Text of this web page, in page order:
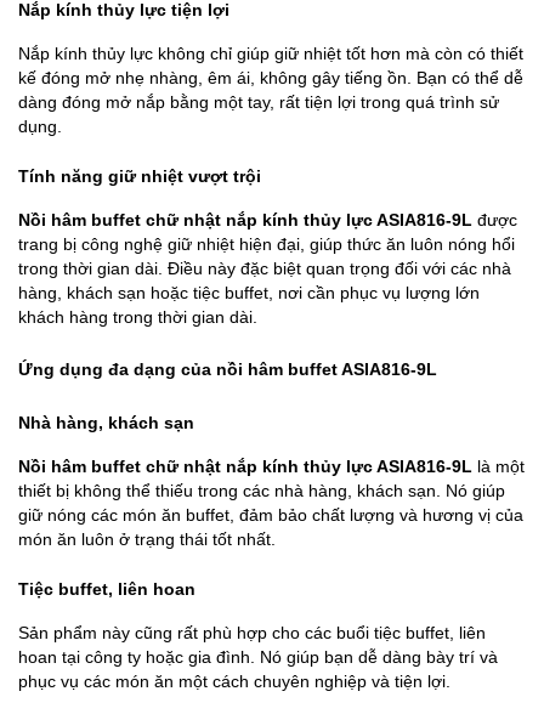
Nắp kính thủy lực tiện lợi
Nắp kính thủy lực không chỉ giúp giữ nhiệt tốt hơn mà còn có thiết
kế đóng mở nhẹ nhàng, êm ái, không gây tiếng ồn. Bạn có thể dễ
dàng đóng mở nắp bằng một tay, rất tiện lợi trong quá trình sử
dụng.
Tính năng giữ nhiệt vượt trội
Nồi hâm buffet chữ nhật nắp kính thủy lực ASIA816-9L được
trang bị công nghệ giữ nhiệt hiện đại, giúp thức ăn luôn nóng hổi
trong thời gian dài. Điều này đặc biệt quan trọng đối với các nhà
hàng, khách sạn hoặc tiệc buffet, nơi cần phục vụ lượng lớn
khách hàng trong thời gian dài.
Ứng dụng đa dạng của nồi hâm buffet ASIA816-9L
Nhà hàng, khách sạn
Nồi hâm buffet chữ nhật nắp kính thủy lực ASIA816-9L là một
thiết bị không thể thiếu trong các nhà hàng, khách sạn. Nó giúp
giữ nóng các món ăn buffet, đảm bảo chất lượng và hương vị của
món ăn luôn ở trạng thái tốt nhất.
Tiệc buffet, liên hoan
Sản phẩm này cũng rất phù hợp cho các buổi tiệc buffet, liên
hoan tại công ty hoặc gia đình. Nó giúp bạn dễ dàng bày trí và
phục vụ các món ăn một cách chuyên nghiệp và tiện lợi.